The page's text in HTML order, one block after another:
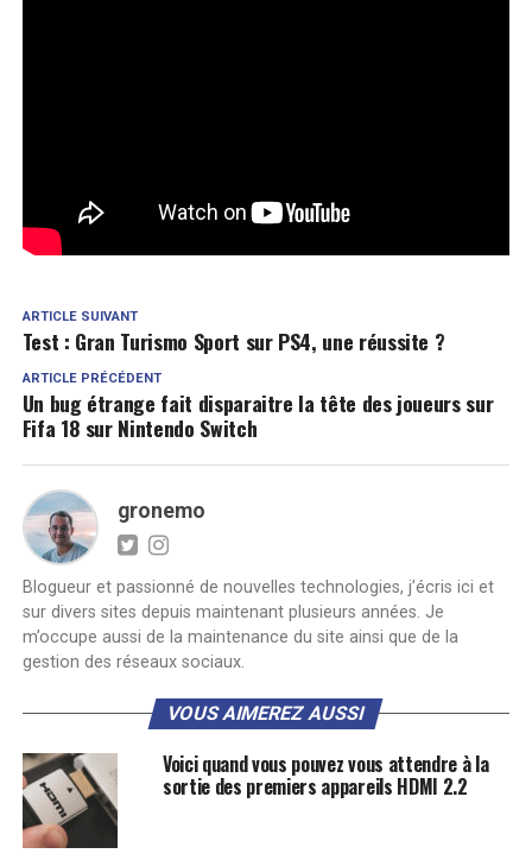
ARTICLE SUIVANT
Test : Gran Turismo Sport sur PS4, une réussite ?
ARTICLE PRÉCÉDENT
Un bug étrange fait disparaitre la tête des joueurs sur
Fifa 18 sur Nintendo Switch
gronemo
Blogueur et passionné de nouvelles technologies, j’écris ici et
sur divers sites depuis maintenant plusieurs années. Je
m’occupe aussi de la maintenance du site ainsi que de la
gestion des réseaux sociaux.
VOUS AIMEREZ AUSSI
Voici quand vous pouvez vous attendre à la
sortie des premiers appareils HDMI 2.2